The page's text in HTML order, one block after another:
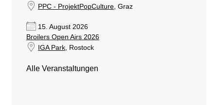
PPC - ProjektPopCulture, Graz
15. August 2026
Broilers Open Airs 2026
IGA Park, Rostock
Alle Veranstaltungen